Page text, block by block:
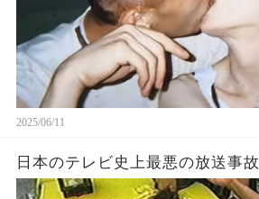
2025/06/11
日本のテレビ史上最悪の放送事故